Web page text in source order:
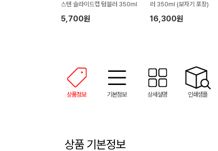
스텐 슬라이드캡 텀블러 350ml
5,700원
러 350ml (보자기 포장)
16,300원
상품정보 기본정보 상세설명 인쇄샘플
상품 기본정보